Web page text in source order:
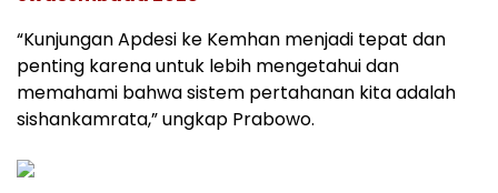
“Kunjungan Apdesi ke Kemhan menjadi tepat dan
penting karena untuk lebih mengetahui dan
memahami bahwa sistem pertahanan kita adalah
sishankamrata,” ungkap Prabowo.